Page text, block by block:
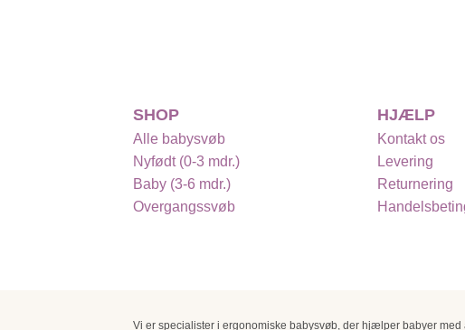
SHOP
Alle babysvøb
Nyfødt (0-3 mdr.)
Baby (3-6 mdr.)
Overgangssvøb
HJÆLP
Kontakt os
Levering
Returnering
Vi er specialister i ergonomiske babysvøb, der hjælper babyer med